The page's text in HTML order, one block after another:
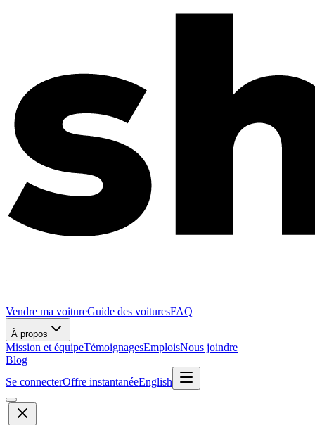
Vendre ma voitureGuide des voituresFAQ
À propos
Mission et équipeTémoignagesEmploisNous joindre
Blog
Se connecterOffre instantanéeEnglish